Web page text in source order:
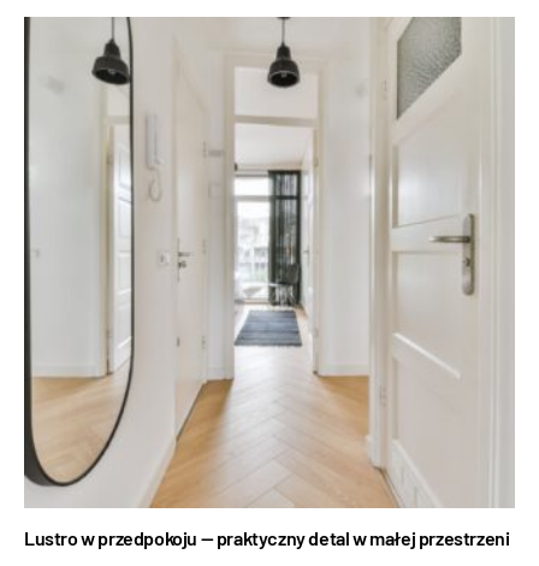
Lustro w przedpokoju — praktyczny detal w małej przestrzeni